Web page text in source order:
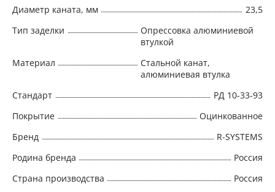
Диаметр каната, мм
23,5
Тип заделки
Опрессовка алюминиевой
втулкой
Материал
Стальной канат,
алюминиевая втулка
Стандарт
РД 10-33-93
Покрытие
Оцинкованное
Бренд
R-SYSTEMS
Родина бренда
Россия
Страна производства
Россия